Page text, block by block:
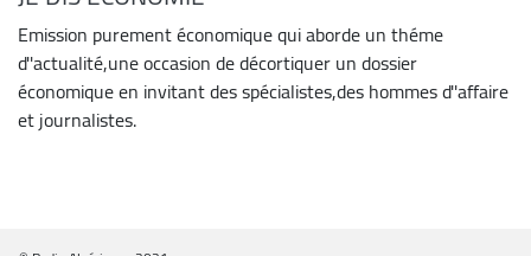
Emission purement économique qui aborde un théme
d''actualité,une occasion de décortiquer un dossier
économique en invitant des spécialistes,des hommes d''affaire
et journalistes.